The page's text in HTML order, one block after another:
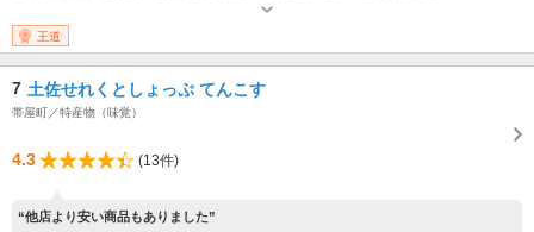
王道
7 土佐せれくとしょっぷ てんこす
帯屋町／特産物（味覚）
4.3 (13件)
“他店より安い商品もありました”